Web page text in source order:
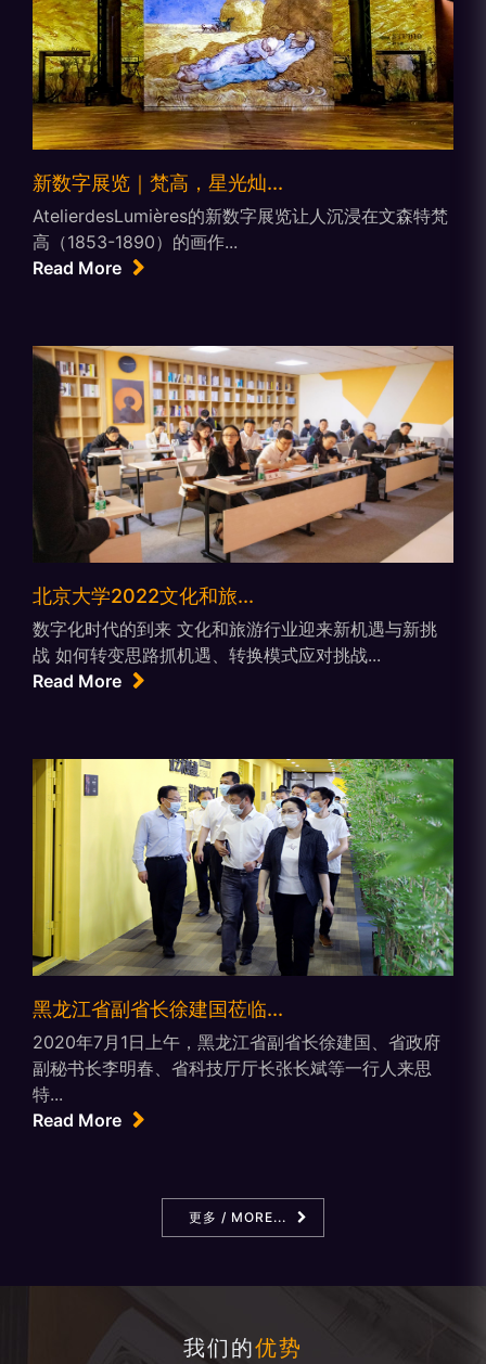
新数字展览｜梵高，星光灿...
AtelierdesLumières的新数字展览让人沉浸在文森特梵
高（1853-1890）的画作...
Read More
北京大学2022文化和旅...
数字化时代的到来 文化和旅游行业迎来新机遇与新挑
战 如何转变思路抓机遇、转换模式应对挑战...
Read More
黑龙江省副省长徐建国莅临...
2020年7月1日上午，黑龙江省副省长徐建国、省政府
副秘书长李明春、省科技厅厅长张长斌等一行人来思
特...
Read More
更多 / MORE...
我们的优势